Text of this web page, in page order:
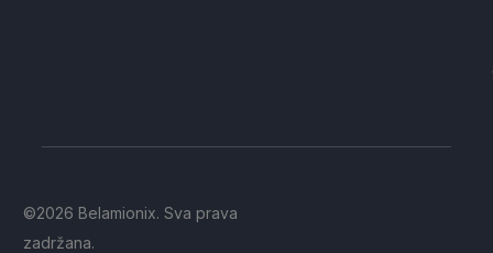
©2026 Belamionix. Sva prava
zadržana.